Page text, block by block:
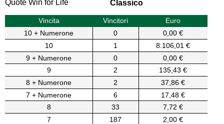
Quote Win for Life
Classico
Vincita Vincitori
Euro
10 + Numerone
0
0,00 €
10
1
8.106,01 €
9 + Numerone
0
0,00 €
9
2
135,43 €
8 + Numerone
2
37,86 €
7 + Numerone
6
17,48 €
8
33
7,72 €
7
187
2,00 €